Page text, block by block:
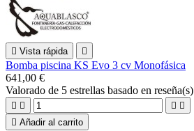
 Vista rápida 
Bomba piscina KS Evo 3 cv Monofásica
641,00 €
Valorado de 5 estrellas basado en reseña(s)
   
 Añadir al carrito